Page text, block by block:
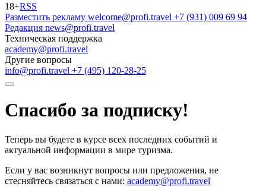
18+RSS
Разместить рекламу welcome@profi.travel +7 (931) 009 69 94
Редакция news@profi.travel
Техническая поддержка
academy@profi.travel
Другие вопросы
info@profi.travel +7 (495) 120-28-25
Спасибо за подписку!
Теперь вы будете в курсе всех последних событий и
актуальной информации в мире туризма.
Если у вас возникнут вопросы или предложения, не
стесняйтесь связаться с нами: academy@profi.travel